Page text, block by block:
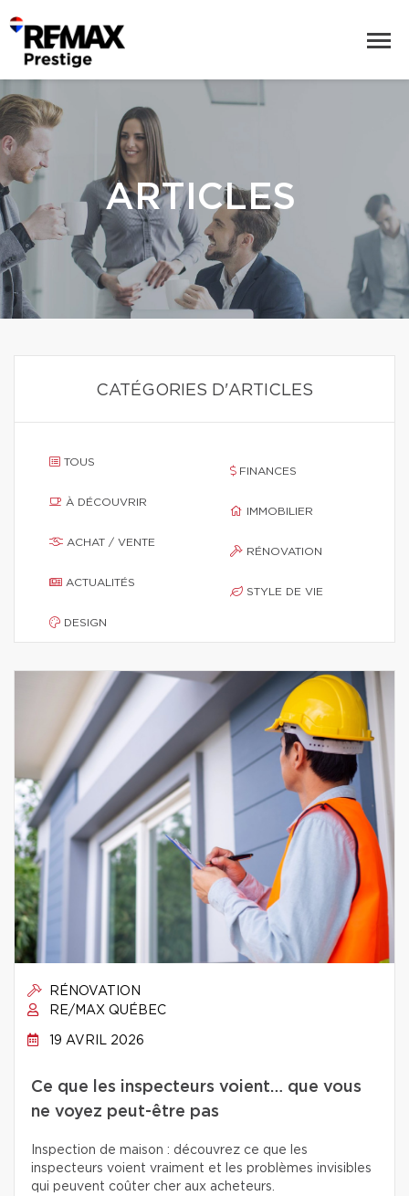
ARTICLES
CATÉGORIES D'ARTICLES
TOUS
À DÉCOUVRIR
ACHAT / VENTE
ACTUALITÉS
DESIGN
FINANCES
IMMOBILIER
RÉNOVATION
STYLE DE VIE
RÉNOVATION
RE/MAX QUÉBEC
19 AVRIL 2026
Ce que les inspecteurs voient… que vous
ne voyez peut-être pas
Inspection de maison : découvrez ce que les
inspecteurs voient vraiment et les problèmes invisibles
qui peuvent coûter cher aux acheteurs.